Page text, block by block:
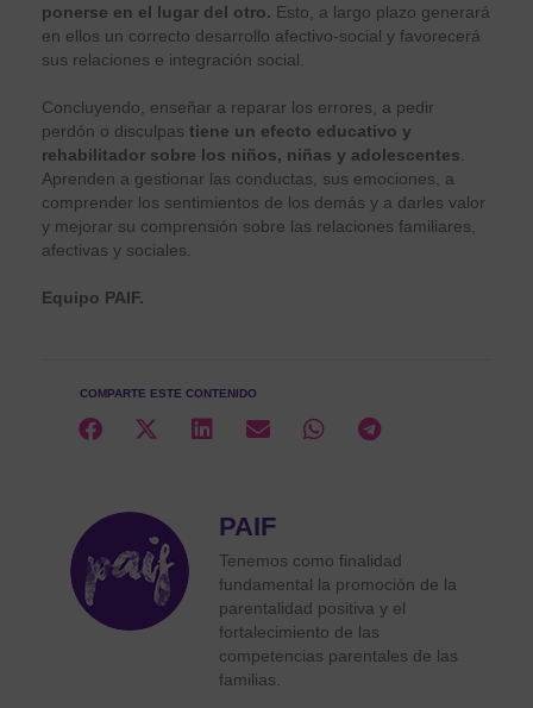
ponerse en el lugar del otro. Esto, a largo plazo generará
en ellos un correcto desarrollo afectivo-social y favorecerá
sus relaciones e integración social.
Concluyendo, enseñar a reparar los errores, a pedir
perdón o disculpas tiene un efecto educativo y
rehabilitador sobre los niños, niñas y adolescentes
Aprenden a gestionar las conductas, sus emociones, a
comprender los sentimientos de los demás y a darles valor
y mejorar su comprensión sobre las relaciones familiares,
afectivas y sociales.
Equipo PAIF.
COMPARTE ESTE CONTENIDO
PAIF
Tenemos como finalidad
fundamental la promoción de la
parentalidad positiva y el
fortalecimiento de las
competencias parentales de las
familias.